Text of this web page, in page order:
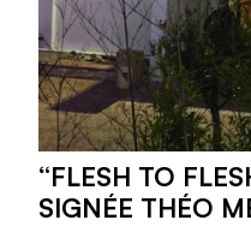
“FLESH TO
SIGNÉE THÉO